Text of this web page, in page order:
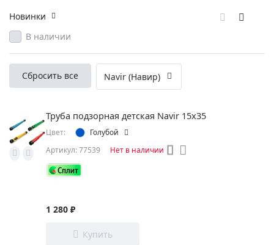
В наличии
Новинки
Сбросить все Navir (Навир)
Труба подзорная детская Navir 15x35
Цвет: Голубой
1 280 ₽
Артикул: 77539 Нет в наличии